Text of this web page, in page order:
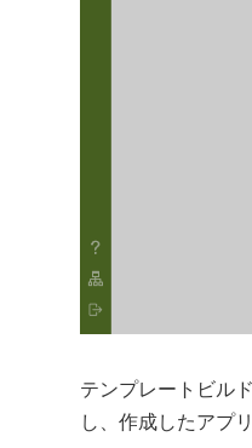
テンプレートビル
し、作成したアプ